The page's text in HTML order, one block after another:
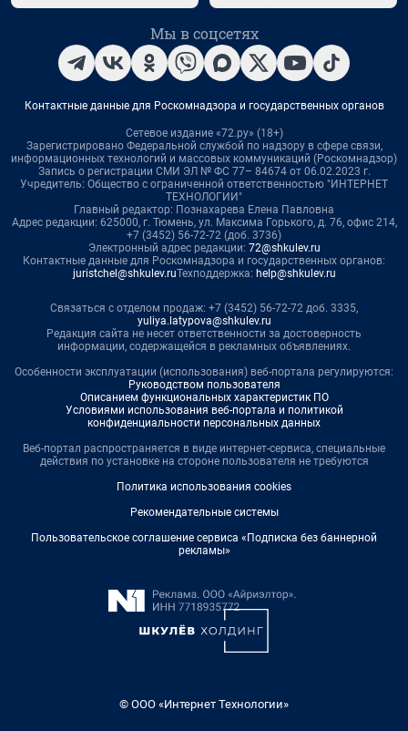
Мы в соцсетях
Контактные данные для Роскомнадзора и государственных органов
Сетевое издание «72.ру» (18+)
Зарегистрировано Федеральной службой по надзору в сфере связи,
информационных технологий и массовых коммуникаций (Роскомнадзор)
Запись о регистрации СМИ ЭЛ № ФС 77– 84674 от 06.02.2023 г.
Учредитель: Общество с ограниченной ответственностью "ИНТЕРНЕТ
ТЕХНОЛОГИИ"
Главный редактор: Познахарева Елена Павловна
Адрес редакции: 625000, г. Тюмень, ул. Максима Горького, д. 76, офис 214,
+7 (3452) 56-72-72 (доб. 3736)
Электронный адрес редакции: 72@shkulev.ru
Контактные данные для Роскомнадзора и государственных органов:
juristchel@shkulev.ruТехподдержка: help@shkulev.ru
Связаться с отделом продаж: +7 (3452) 56-72-72 доб. 3335,
yuliya.latypova@shkulev.ru
Редакция сайта не несет ответственности за достоверность
информации, содержащейся в рекламных объявлениях.
Особенности эксплуатации (использования) веб-портала регулируются:
Руководством пользователя
Описанием функциональных характеристик ПО
Условиями использования веб-портала и политикой
конфиденциальности персональных данных
Веб-портал распространяется в виде интернет-сервиса, специальные
действия по установке на стороне пользователя не требуются
Политика использования cookies
Рекомендательные системы
Пользовательское соглашение сервиса «Подписка без баннерной
рекламы»
© ООО «Интернет Технологии»